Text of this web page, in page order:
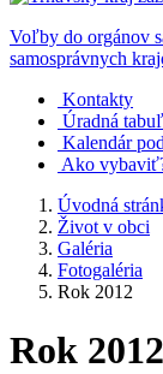
Voľby do orgánov
samosprávnych
Kontakty
Úradná
Kalendár
Ako
Úvodná
Život v obci
Galéria
Fotogaléria
Rok 2012
Rok 2012